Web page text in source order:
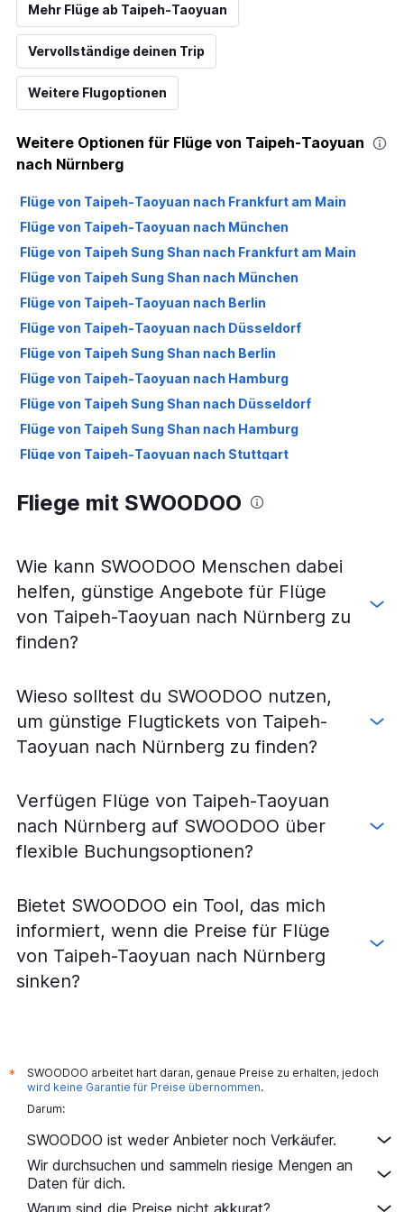
Mehr Flüge ab Taipeh-Taoyuan
Vervollständige deinen Trip
Weitere Flugoptionen
Weitere Optionen für Flüge von Taipeh-Taoyuan
nach Nürnberg
Flüge von Taipeh-Taoyuan nach Frankfurt am Main
Flüge von Taipeh-Taoyuan nach München
Flüge von Taipeh Sung Shan nach Frankfurt am Main
Flüge von Taipeh Sung Shan nach München
Flüge von Taipeh-Taoyuan nach Berlin
Flüge von Taipeh-Taoyuan nach Düsseldorf
Flüge von Taipeh Sung Shan nach Berlin
Flüge von Taipeh-Taoyuan nach Hamburg
Flüge von Taipeh Sung Shan nach Düsseldorf
Flüge von Taipeh Sung Shan nach Hamburg
Flüge von Taipeh-Taoyuan nach Stuttgart
Flüge von Taipeh-Taoyuan nach Dresden
Fliege mit SWOODOO
Wie kann SWOODOO Menschen dabei
helfen, günstige Angebote für Flüge
von Taipeh-Taoyuan nach Nürnberg zu
finden?
Wieso solltest du SWOODOO nutzen,
um günstige Flugtickets von Taipeh-
Taoyuan nach Nürnberg zu finden?
Verfügen Flüge von Taipeh-Taoyuan
nach Nürnberg auf SWOODOO über
flexible Buchungsoptionen?
Bietet SWOODOO ein Tool, das mich
informiert, wenn die Preise für Flüge
von Taipeh-Taoyuan nach Nürnberg
sinken?
*
SWOODOO arbeitet hart daran, genaue Preise zu erhalten, jedoch
wird keine Garantie für Preise übernommen.
Darum:
SWOODOO ist weder Anbieter noch Verkäufer.
Wir durchsuchen und sammeln riesige Mengen an
Daten für dich.
Warum sind die Preise nicht akkurat?